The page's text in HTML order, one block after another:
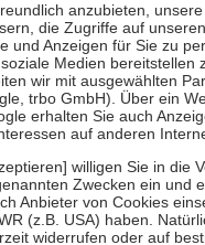
mindestensjedochfünf
sind jedoch nie mehr als
entrichten.
auch für Online-
Krankenpflege
der Kosten sowie zehn
Versicherten für ihre
Stellung der Familie zu
an bei: